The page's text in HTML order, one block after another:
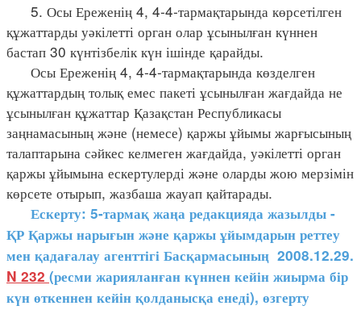
5. Осы Ереженің 4, 4-4-тармақтарында көрсетілген
құжаттарды уәкілетті орган олар ұсынылған күннен
бастап 30 күнтізбелік күн ішінде қарайды.
Осы Ереженің 4, 4-4-тармақтарында көзделген
құжаттардың толық емес пакеті ұсынылған жағдайда не
ұсынылған құжаттар Қазақстан Республикасы
заңнамасының және (немесе) қаржы ұйымы жарғысының
талаптарына сәйкес келмеген жағдайда, уәкілетті орган
қаржы ұйымына ескертулерді және оларды жою мерзімін
көрсете отырып, жазбаша жауап қайтарады.
Ескерту: 5-тармақ жаңа редакцияда жазылды -
ҚР Қаржы нарығын және қаржы ұйымдарын реттеу
мен қадағалау агенттігі Басқармасының 2008.12.29.
N 232 (ресми жарияланған күннен кейін жиырма бір
күн өткеннен кейін қолданысқа енеді), өзгерту